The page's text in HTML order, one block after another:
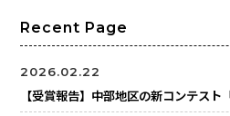
Recent Page
2026.02.22
【受賞報告】中部地区の新コンテス